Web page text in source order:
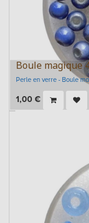
Boule magique
Perle en verre - Boule
1,00 €